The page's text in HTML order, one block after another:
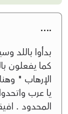
....
بدأوا باللد
كما يفعلون
الإرهاب "
يا عرب
المحدود .